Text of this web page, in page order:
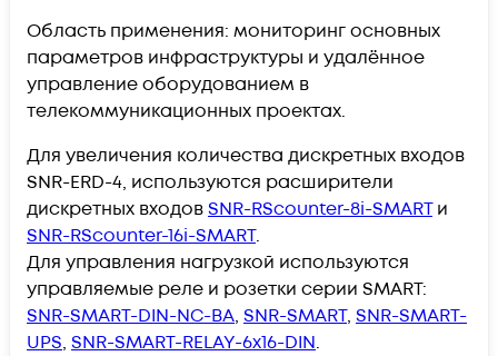
Область применения: мониторинг основных
параметров инфраструктуры и удалённое
управление оборудованием в
телекоммуникационных проектах.
Для увеличения количества дискретных входов
SNR-ERD-4, используются расширители
дискретных входовSNR-RScounter-8i-SMARTи
SNR-RScounter-16i-SMART.
Для управления нагрузкой используются
управляемые реле и розетки серии SMART:
SNR-SMART-DIN-NC-BA, SNR-SMART, SNR-SMART-
UPS, SNR-SMART-RELAY-6x16-DIN.